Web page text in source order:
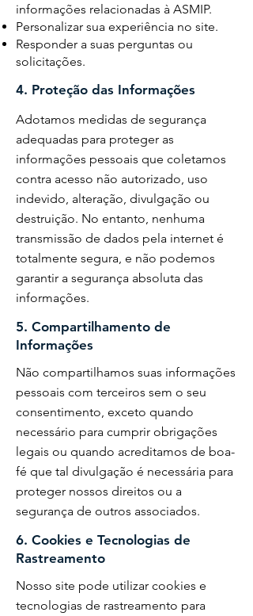
informações relacionadas à ASMIP.
Personalizar sua experiência no site.
Responder a suas perguntas ou
solicitações.
4. Proteção das Informações
Adotamos medidas de segurança
adequadas para proteger as
informações pessoais que coletamos
contra acesso não autorizado, uso
indevido, alteração, divulgação ou
destruição. No entanto, nenhuma
transmissão de dados pela internet é
totalmente segura, e não podemos
garantir a segurança absoluta das
informações.
5. Compartilhamento de
Informações
Não compartilhamos suas informações
pessoais com terceiros sem o seu
consentimento, exceto quando
necessário para cumprir obrigações
legais ou quando acreditamos de boa-
fé que tal divulgação é necessária para
proteger nossos direitos ou a
segurança de outros associados.
6. Cookies e Tecnologias de
Rastreamento
Nosso site pode utilizar cookies e
tecnologias de rastreamento para